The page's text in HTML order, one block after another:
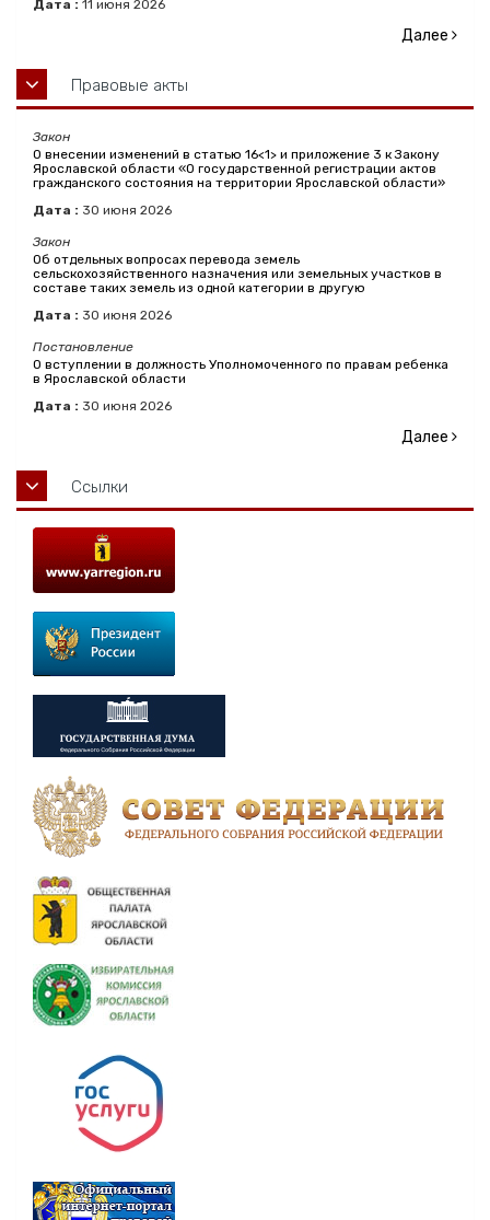
Дата : 11 июня 2026
Далее
Правовые акты
Закон
О внесении изменений в статью 16<1> и приложение 3 к Закону
Ярославской области «О государственной регистрации актов
гражданского состояния на территории Ярославской области»
Дата : 30 июня 2026
Закон
Об отдельных вопросах перевода земель
сельскохозяйственного назначения или земельных участков в
составе таких земель из одной категории в другую
Дата : 30 июня 2026
Постановление
О вступлении в должность Уполномоченного по правам ребенка
в Ярославской области
Дата : 30 июня 2026
Далее
Ссылки